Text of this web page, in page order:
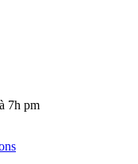
7h pm